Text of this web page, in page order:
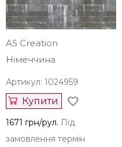
AS Creation
Німеччина
Артикул: 1024959
Купити
1671 грн/рул. Під
замовлення термін